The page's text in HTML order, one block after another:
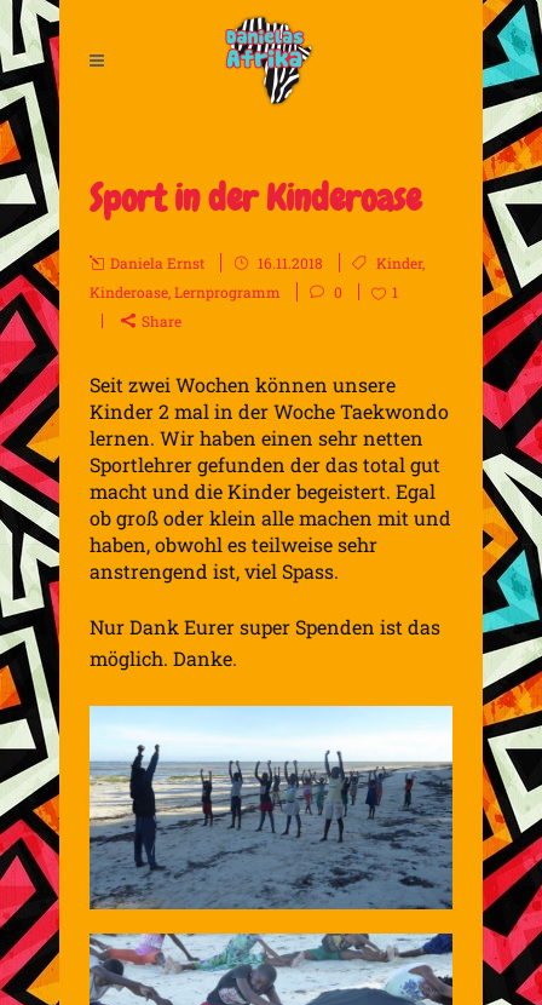
Sport in der Kinderoase
Daniela Ernst 16.11.2018 Kinder,
Kinderoase,Lernprogramm 0
1
Share
Seit zwei Wochen können unsere
Kinder 2 mal in der Woche Taekwondo
lernen. Wir haben einen sehr netten
Sportlehrer gefunden der das total gut
macht und die Kinder begeistert. Egal
ob groß oder klein alle machen mit und
haben, obwohl es teilweise sehr
anstrengend ist, viel Spass.
Nur Dank Eurer super Spenden ist das
möglich. Danke.